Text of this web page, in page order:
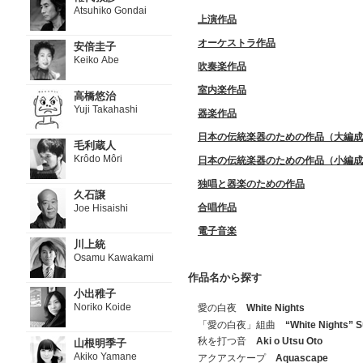
Atsuhiko Gondai
安倍圭子
Keiko Abe
高橋悠治
Yuji Takahashi
毛利蔵人
Krôdo Môri
久石譲
Joe Hisaishi
川上統
Osamu Kawakami
小出稚子
Noriko Koide
山根明季子
Akiko Yamane
上演作品
オーケストラ作品
吹奏楽作品
室内楽作品
器楽作品
日本の伝統楽器のための作品（大編成
日本の伝統楽器のための作品（小編成
独唱と器楽のための作品
合唱作品
電子音楽
作品名から探す
愛の白夜 White Nights
「愛の白夜」組曲 “White Nights”
秋を打つ音 Aki o Utsu Oto
アクアスケープ Aquascape